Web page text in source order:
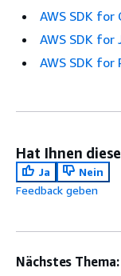
AWS SDK for
AWS SDK for
AWS SDK for
Hat Ihnen
Ja
Nein
Feedback geben
Nächstes Thema: